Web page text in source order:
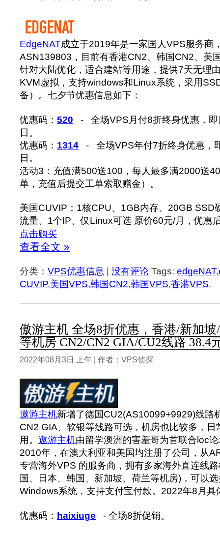
EdgeNAT成立于2019年是一家国人VPS服务商
ASN139803，目前有香港CN2、韩国CN2、美
针对大陆优化，适合建站等用途，提供7天无理
KVM虚拟，支持windows和Linux系统，采用
备）。七夕节优惠信息如下：
优惠码： 520 - 全场VPS月付8折终身优惠，即
日。
优惠码： 1314 - 全场VPS年付7折终身优惠，
日。
活动3：充值满500送100，每人最多满2000送
单，充值后提交工单索取赠金）。
美国CUVIP：1核CPU、1GB内存、20GB SSD
流量、1个IP、仅Linux可选 原价60元/月 ，优惠
点击购买
查看全文 »
分类： VPS优惠信息 | 没有评论 Tags: edgeNAT,
CUVIP,美国VPS,韩国CN2,韩国VPS,香港VPS.
傲游主机 全场8折优惠，香港/新加
等机房 CN2/CN2 GIA/CU2线路 38.4
2022年08月3日 上午 | 作者：VPS侦探
遨游主机新增了德国CU2(AS10099+9929)线路
CN2 GIA、软银等线路可选，机房也比较多，日
用。 遨游主机由留学澳洲的害羞哥为首联合loc
2010年，在澳大利亚和美国均注册了公司，从
专营海外VPS 的服务商，拥有多家海外直连线
国、日本、韩国、新加坡、荷兰等机房)，可以
Windows系统，支持支付宝付款。2022年8月具
优惠码： haixiuge - 全场8折促销。